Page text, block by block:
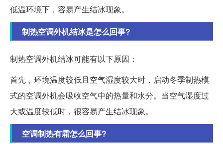
低温环境下，容易产生结冰现象。
制热空调外机结冰是怎么回事?
制热空调外机结冰可能有以下原因：
首先，环境温度较低且空气湿度较大时，启动冬季制热模
式的空调外机会吸收空气中的热量和水分。当空气湿度过
大或温度较低时，很容易产生结冰现象。
空调制热有霜怎么回事?